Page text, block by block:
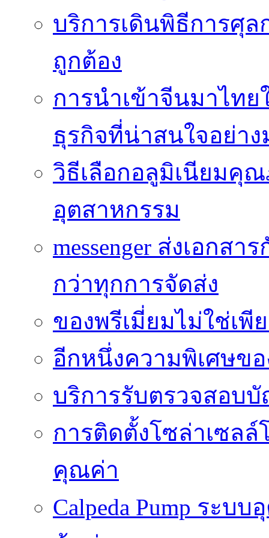
บริการเดินพิธีการศุล
ถูกต้อง
การนำเข้าจีนมาไท
ธุรกิจที่น่าสนใจอย่าง
วิธีเลือกอลูมิเนียมคุ
อุตสาหกรรม
messenger ส่งเอกส
กว่าทุกการจัดส่ง
ของพรีเมี่ยมไม่ใช่เพี
อีกหนึ่งความพิเศษข
บริการรับตรวจสอบ
การติดตั้งโซล่าเซลล์
คุณค่า
Calpeda Pump ระบ